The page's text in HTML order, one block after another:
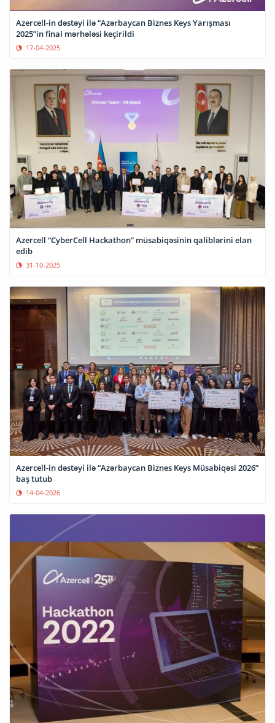
Azercell-in dəstəyi ilə “Azərbaycan Biznes Keys Yarışması
2025”in final mərhələsi keçirildi
17-04-2025
Azercell “CyberCell Hackathon” müsabiqəsinin qaliblərini elan
edib
31-10-2025
Azercell-in dəstəyi ilə “Azərbaycan Biznes Keys Müsabiqəsi 2026”
baş tutub
14-04-2026